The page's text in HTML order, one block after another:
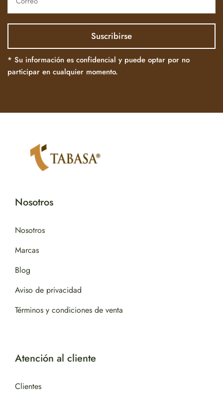
* Su información es confidencial y puede optar por no
participar en cualquier momento.
Nosotros
Nosotros
Marcas
Blog
Aviso de privacidad
Términos y condiciones de venta
Atención al cliente
Clientes